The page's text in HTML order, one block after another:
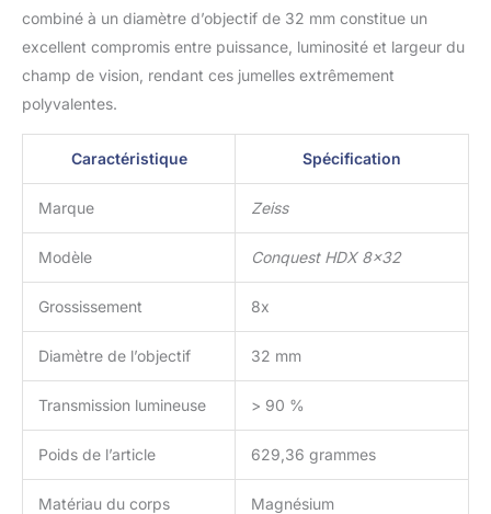
combiné à un diamètre d’objectif de 32 mm constitue un
excellent compromis entre puissance, luminosité et largeur du
champ de vision, rendant ces jumelles extrêmement
polyvalentes.
Caractéristique Spécification
Marque Zeiss
Modèle Conquest HDX 8×32
Grossissement 8x
Diamètre de l’objectif 32 mm
Transmission lumineuse > 90 %
Poids de l’article 629,36 grammes
Matériau du corps Magnésium